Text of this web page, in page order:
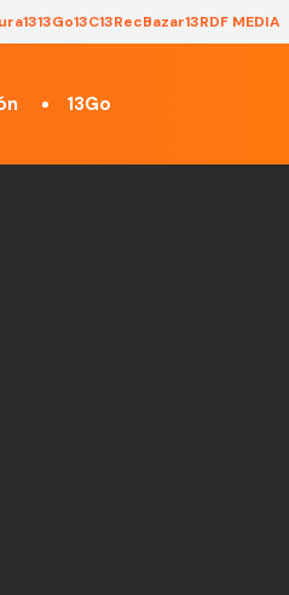
13Go13C13RecBazar13RDF MEDIA
13Go